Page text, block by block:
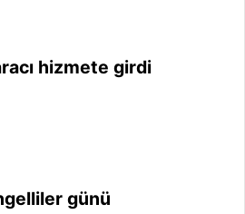
hizmete girdi
günü